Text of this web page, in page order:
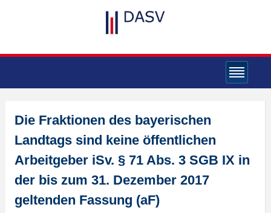
Die Fraktionen des bayerischen
Landtags sind keine öffentlichen
Arbeitgeber iSv. § 71 Abs. 3 SGB IX in
der bis zum 31. Dezember 2017
geltenden Fassung (aF)